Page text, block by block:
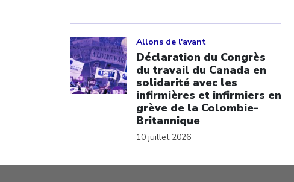
Allons de l'avant
Déclaration du Congrès
du travail du Canada en
solidarité avec les
infirmières et infirmiers en
grève de la Colombie-
Britannique
10 juillet 2026